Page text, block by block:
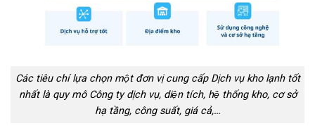
Các tiêu chí lựa chọn một đơn vị cung cấp Dịch vụ kho lạnh tốt
nhất là quy mô Công ty dịch vụ, diện tích, hệ thống kho, cơ sở
hạ tầng, công suất, giá cả,…